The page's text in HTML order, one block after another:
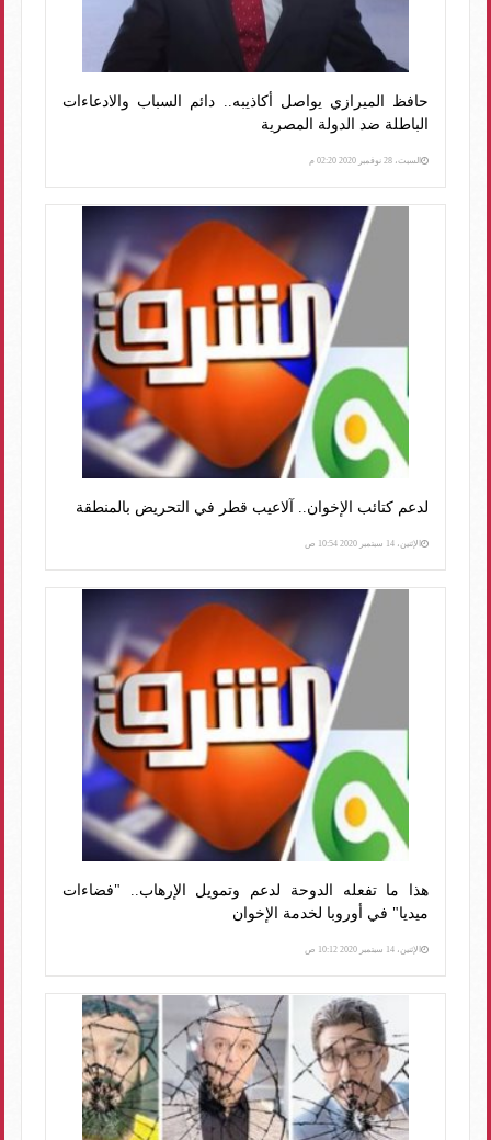
حافظ الميرازي يواصل أكاذيبه.. دائم السباب والادعاءات
الباطلة ضد الدولة المصرية
السبت، 28 نوفمبر 2020 02:20 م
لدعم كتائب الإخوان.. آلاعيب قطر في التحريض بالمنطقة
الإثنين، 14 سبتمبر 2020 10:54 ص
هذا ما تفعله الدوحة لدعم وتمويل الإرهاب.. "فضاءات
ميديا" في أوروبا لخدمة الإخوان
الإثنين، 14 سبتمبر 2020 10:12 ص